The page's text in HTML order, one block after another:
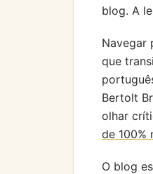
blog. A
Navegar
que
Bertolt
olhar
de 100%
O blog